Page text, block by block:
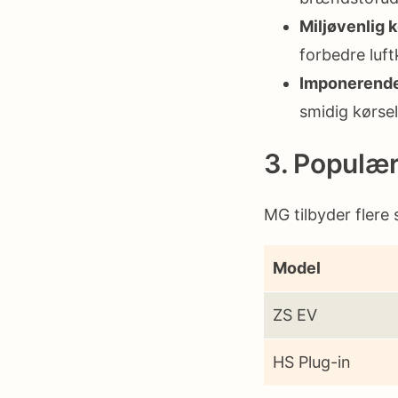
Miljøvenlig
forbedre
smidig
3.
MG tilbyder flere
Model
ZS EV
HS Plug-in